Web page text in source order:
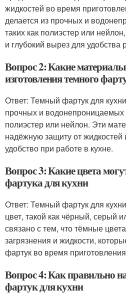
жидкостей во время
делается из прочных и
таких как полиэстер или
и глубокий вырез для удобства
Вопрос 2: Какие
изготовления темного
Ответ: Темный фартук для
прочных и водонепроницаемых
полиэстер или нейлон. Эти
надёжную защиту от жидкостей
удобство при работе в кухне.
Вопрос 3: Какие цвета
фартука для кухни
Ответ: Темный фартук для
цвет, такой как чёрный, серый
связано с тем, что тёмные
загрязнения и жидкости,
фартук во время
Вопрос 4: Как правильно
фартук для кухни